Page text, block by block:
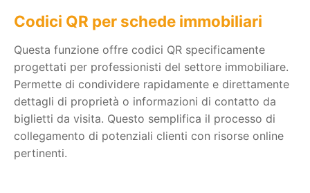
Codici QR per schede immobiliari
Questa funzione offre codici QR specificamente
progettati per professionisti del settore immobiliare.
Permette di condividere rapidamente e direttamente
dettagli di proprietà o informazioni di contatto da
biglietti da visita. Questo semplifica il processo di
collegamento di potenziali clienti con risorse online
pertinenti.